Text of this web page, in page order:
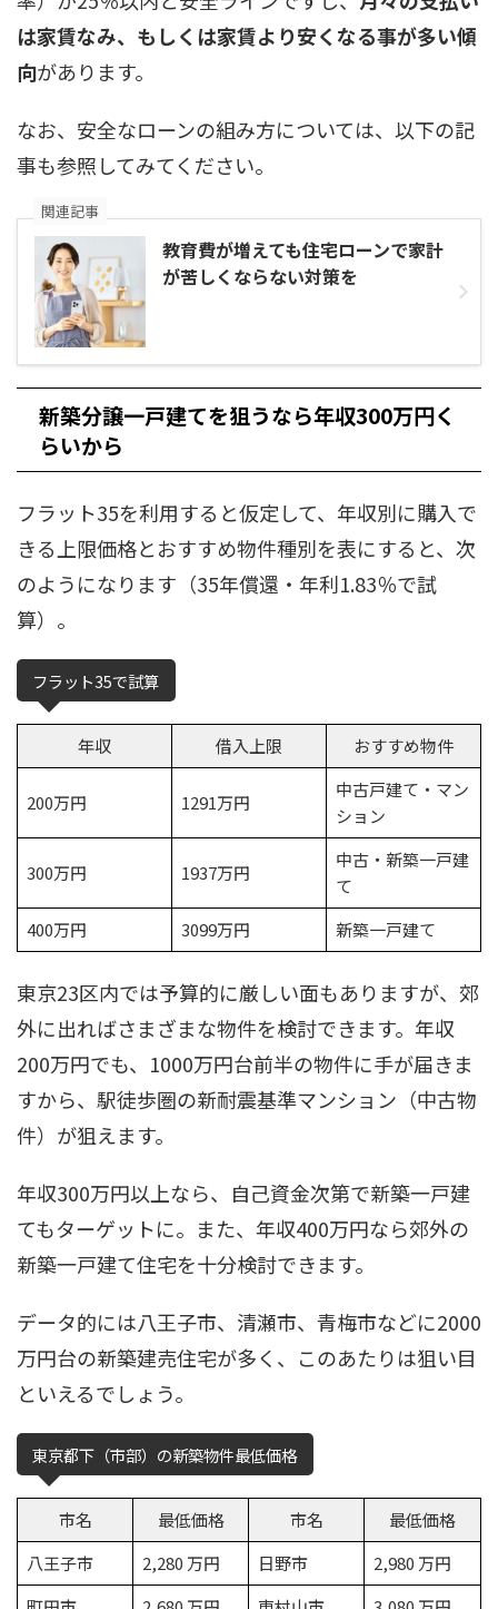
は家賃なみ、もしくは家賃より安くなる事が多い傾
向があります。
なお、安全なローンの組み方については、以下の記
事も参照してみてください。
教育費が増えても住宅ローンで家計
が苦しくならない対策を
関連記事
新築分譲一戸建てを狙うなら年収300万円く
らいから
フラット35を利用すると仮定して、年収別に購入で
きる上限価格とおすすめ物件種別を表にすると、次
のようになります（35年償還・年利1.83％で試
算）。
フラット35で試算
年収 借入上限 おすすめ物件
200万円 1291万円
中古戸建て・マン
ション
300万円 1937万円
中古・新築一戸建
て
400万円
3099万円 新築一戸建て
東京23区内では予算的に厳しい面もありますが、郊
外に出ればさまざまな物件を検討できます。年収
200万円でも、1000万円台前半の物件に手が届きま
すから、駅徒歩圏の新耐震基準マンション（中古物
件）が狙えます。
年収300万円以上なら、自己資金次第で新築一戸建
てもターゲットに。また、年収400万円なら郊外の
新築一戸建て住宅を十分検討できます。
データ的には八王子市、清瀬市、青梅市などに2000
万円台の新築建売住宅が多く、このあたりは狙い目
といえるでしょう。
東京都下（市部）の新築物件最低価格
市名 最低価格 市名
最低価格
八王子市
2,280 万円 日野市
2,980 万円